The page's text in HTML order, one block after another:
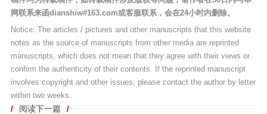
网联系来函dianshiw#163.com或客服联系，会在24小时内删除。
Notice: The articles / pictures and other manuscripts that this website
notes as the source of manuscripts from other media are reprinted
manuscripts, which does not mean that they agree with their views or
confirm the authenticity of their contents. If the reprinted manuscript
involves copyright and other issues, please contact the author by letter
within two weeks.
/ 阅读下一篇 /